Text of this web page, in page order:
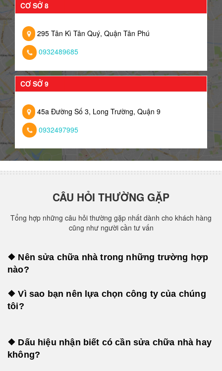
CƠ SỞ 8
295 Tân Kì Tân Quý, Quận Tân Phú
0932489685
CƠ SỞ 9
45a Đường Số 3, Long Trường, Quận 9
0932497995
CÂU HỎI THƯỜNG GẶP
Tổng hợp những câu hỏi thường gặp nhất dành cho khách hàng
cũng như người cần tư vấn
❖ Nên sửa chữa nhà trong những trường hợp
nào?
❖ Vì sao bạn nên lựa chọn công ty của chúng
tôi?
❖ Dấu hiệu nhận biết có cần sửa chữa nhà hay
không?